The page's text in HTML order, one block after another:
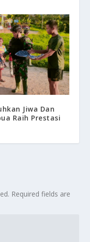
Jiwa Dan
Raih Prestasi
Required fields are